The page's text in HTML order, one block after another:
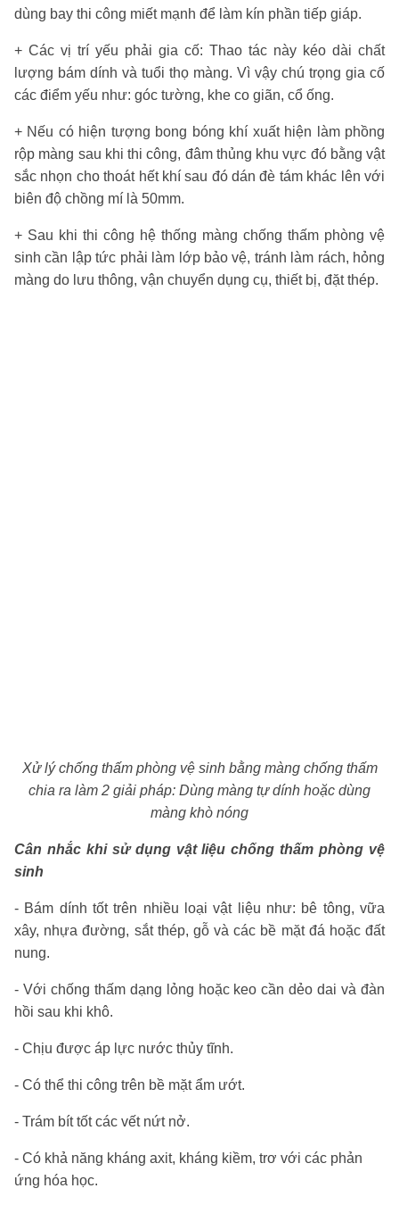
dùng bay thi công miết mạnh để làm kín phần tiếp giáp.
+ Các vị trí yếu phải gia cố: Thao tác này kéo dài chất
lượng bám dính và tuổi thọ màng. Vì vậy chú trọng gia cố
các điểm yếu như: góc tường, khe co giãn, cổ ống.
+ Nếu có hiện tượng bong bóng khí xuất hiện làm phồng
rộp màng sau khi thi công, đâm thủng khu vực đó bằng vật
sắc nhọn cho thoát hết khí sau đó dán đè tám khác lên với
biên độ chồng mí là 50mm.
+ Sau khi thi công hệ thống màng chống thấm phòng vệ
sinh cần lập tức phải làm lớp bảo vệ, tránh làm rách, hỏng
màng do lưu thông, vận chuyển dụng cụ, thiết bị, đặt thép.
Xử lý chống thấm phòng vệ sinh bằng màng chống thấm
chia ra làm 2 giải pháp: Dùng màng tự dính hoặc dùng
màng khò nóng
Cân nhắc khi sử dụng vật liệu chống thấm phòng vệ
sinh
- Bám dính tốt trên nhiều loại vật liệu như: bê tông, vữa
xây, nhựa đường, sắt thép, gỗ và các bề mặt đá hoặc đất
nung.
- Với chống thấm dạng lỏng hoặc keo cần dẻo dai và đàn
hồi sau khi khô.
- Chịu được áp lực nước thủy tĩnh.
- Có thể thi công trên bề mặt ẩm ướt.
- Trám bít tốt các vết nứt nở.
- Có khả năng kháng axit, kháng kiềm, trơ với các phản
ứng hóa học.